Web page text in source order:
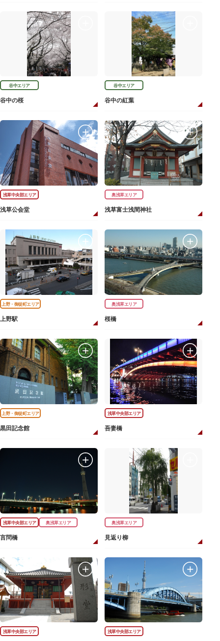
谷中エリア
谷中の桜
谷中エリア
谷中の紅葉
浅草中央部エリア
浅草公会堂
奥浅草エリア
浅草富士浅間神社
上野・御徒町エリア
上野駅
奥浅草エリア
桜橋
上野・御徒町エリア
黒田記念館
浅草中央部エリア
吾妻橋
浅草中央部エリア 奥浅草エリア
言問橋
奥浅草エリア
見返り柳
浅草中央部エリア 浅草中央部エリア